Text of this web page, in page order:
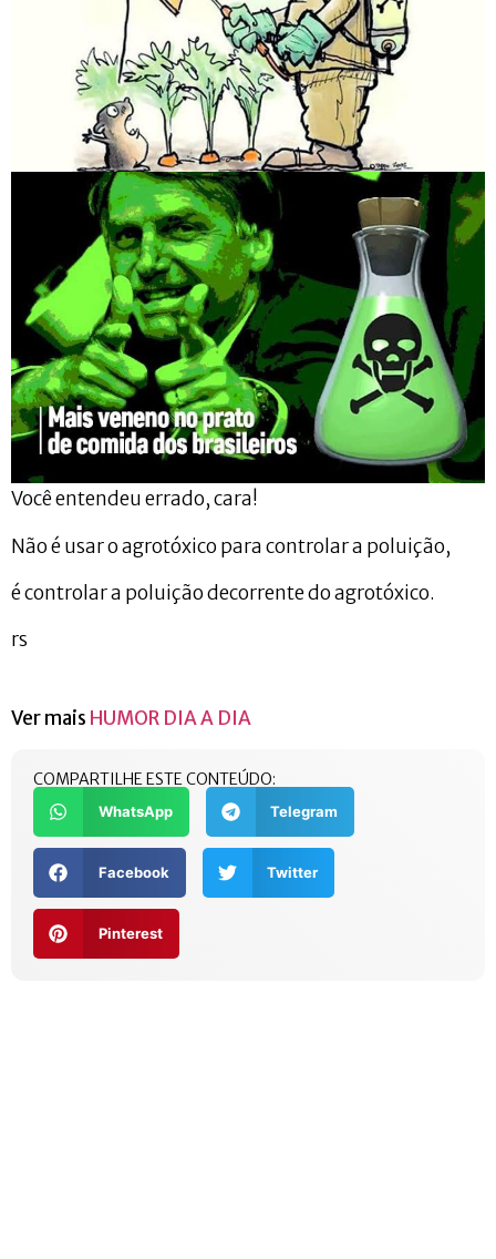
Você entendeu errado, cara!
Não é usar o agrotóxico para controlar a poluição,
é controlar a poluição decorrente do agrotóxico.
rs
Ver mais HUMOR DIA A DIA
COMPARTILHE ESTE CONTEÚDO:
WhatsApp Telegram
Facebook Twitter
Pinterest